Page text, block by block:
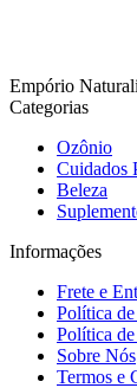
Empório
Categorias
Ozônio
Cuidados
Beleza
Informações
Frete e
Política
Política
Sobre Nós
Termos e